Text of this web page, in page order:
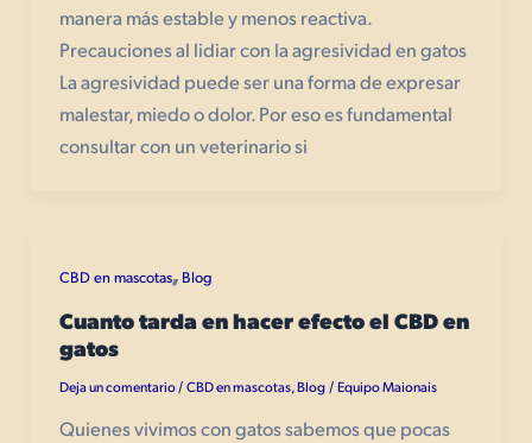
manera más estable y menos reactiva.
Precauciones al lidiar con la agresividad en gatos
La agresividad puede ser una forma de expresar
malestar, miedo o dolor. Por eso es fundamental
consultar con un veterinario si
CBD en mascotas, Blog
Cuanto tarda en hacer efecto el CBD en
gatos
Deja un comentario/ CBD en mascotas,Blog/ Equipo Maionais
Quienes vivimos con gatos sabemos que pocas